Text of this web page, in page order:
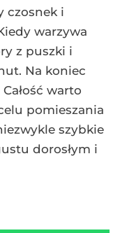
czosnek i
warzywa
z puszki i
Na koniec
warto
pomieszania
szybkie
dorosłym i